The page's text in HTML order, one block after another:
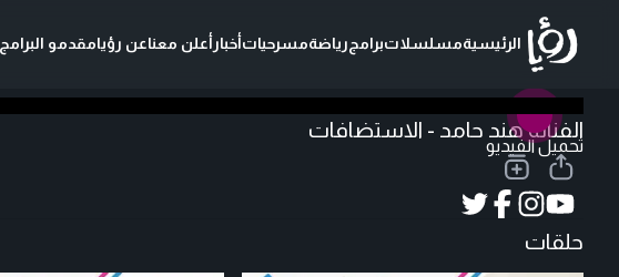
الرئيسيةمسلسلاتبرامجرياضةمسرحياتأخبارأعلن معناعن رؤيامقدمو البرامج
تحميل الفيديو
الفنانة هند حامد - الاستضافات
حلقات